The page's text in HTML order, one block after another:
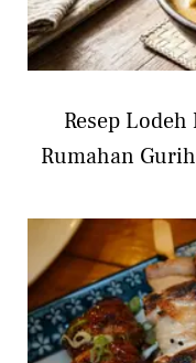
Resep
Rumahan